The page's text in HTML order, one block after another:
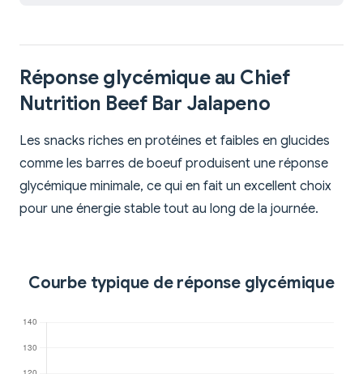
Réponse glycémique au Chief
Nutrition Beef Bar Jalapeno
Les snacks riches en protéines et faibles en glucides
comme les barres de boeuf produisent une réponse
glycémique minimale, ce qui en fait un excellent choix
pour une énergie stable tout au long de la journée.
Courbe typique de réponse glycémique